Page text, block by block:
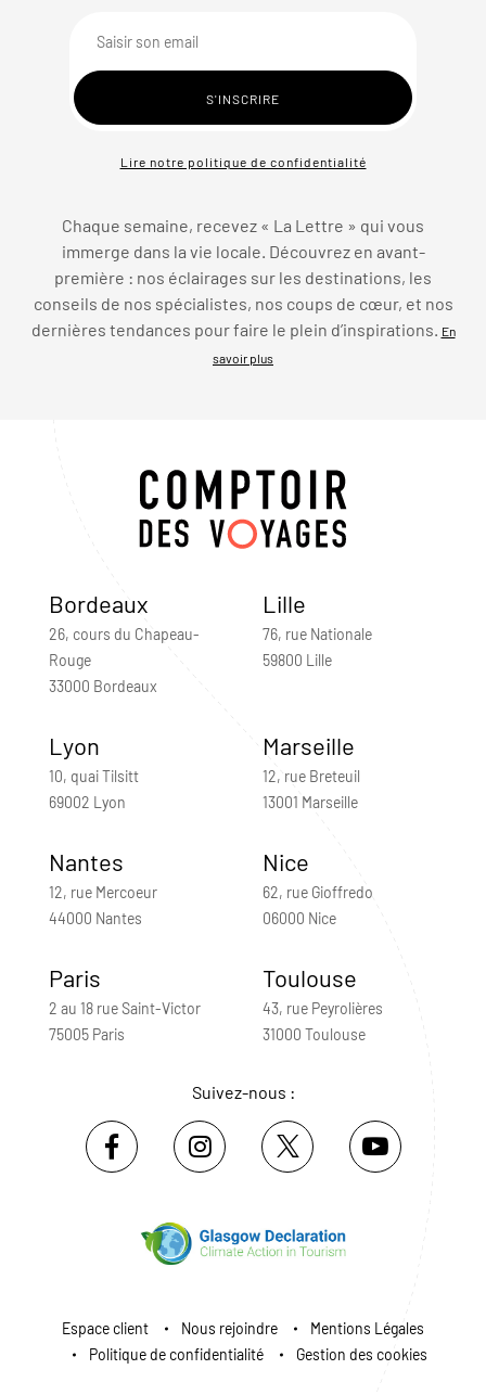
Lire notre politique de confidentialité
Chaque semaine, recevez « La Lettre » qui vous
immerge dans la vie locale. Découvrez en avant-
première : nos éclairages sur les destinations, les
conseils de nos spécialistes, nos coups de cœur, et nos
dernières tendances pour faire le plein d’inspirations.
En
savoir plus
Bordeaux
26, cours du Chapeau-
Rouge
33000 Bordeaux
Lille
76, rue Nationale
59800 Lille
Lyon
10, quai Tilsitt
69002 Lyon
Marseille
12, rue Breteuil
13001 Marseille
Nantes
12, rue Mercoeur
44000 Nantes
Nice
62, rue Gioffredo
06000 Nice
Paris
2 au 18 rue Saint-Victor
75005 Paris
Toulouse
43, rue Peyrolières
31000 Toulouse
Suivez-nous :
Espace client Nous rejoindre
Mentions Légales
Politique de confidentialité
Gestion des cookies